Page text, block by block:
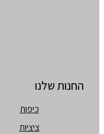
החנות שלנו
כיפות
ציציות